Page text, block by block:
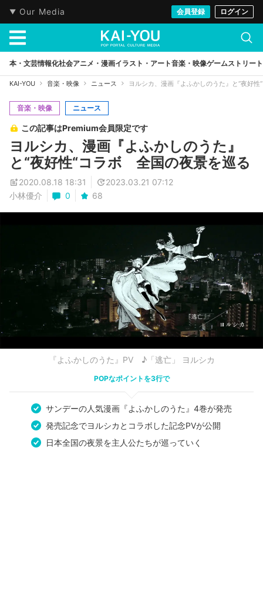
Our Media 会員登録 ログイン
本・文芸情報化社会アニメ・漫画イラスト・アート音楽・映像ゲームストリート
KAI-YOU 音楽・映像 ニュース ヨルシカ、漫画『よふかしのうた』と“夜好
音楽・映像 ニュース
この記事はPremium会員限定です
ヨルシカ、漫画『よふかしのうた』
と“夜好性“コラボ 全国の夜景を巡る
2020.08.18 18:31
2023.03.21 07:12
小林優介
0 68
『よふかしのうた』PV ♪「逃亡」 ヨルシカ
POPなポイントを3行で
サンデーの人気漫画『よふかしのうた』4巻が発売
発売記念でヨルシカとコラボした記念PVが公開
日本全国の夜景を主人公たちが巡っていく